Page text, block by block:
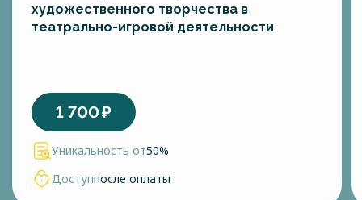
художественного творчества в
театрально-игровой деятельности
1 700₽
Уникальность от50%
Доступпосле оплаты